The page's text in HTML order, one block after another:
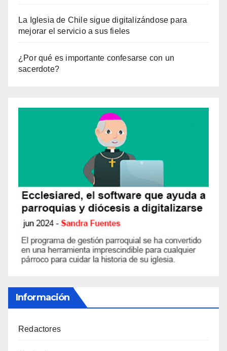
La Iglesia de Chile sigue digitalizándose para
mejorar el servicio a sus fieles
¿Por qué es importante confesarse con un
sacerdote?
Información
Redactores